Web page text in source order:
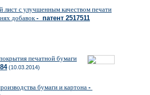
лист с улучшенным качеством печати
добавок- патент 2517511
печатной бумаги
(10.03.2014)
бумаги и картона-